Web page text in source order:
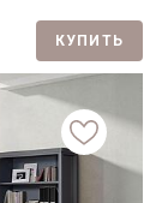
КУПИТЬ